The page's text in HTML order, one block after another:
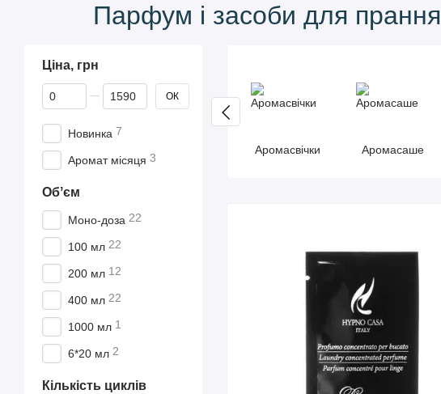
Парфум і засоби для прання
Аромасвічки Аромасаше
Ціна, грн
Від Ціна, грн
До Ціна, грн ОК
Новинка 7
Аромат місяця 3
Обʼєм
Моно-доза 22
100 мл 22
200 мл 12
400 мл 22
1000 мл 1
6*20 мл 2
Кількість циклів